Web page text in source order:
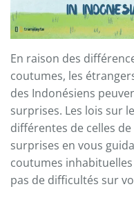
En raison des
coutumes, les
des Indonésiens
surprises. Les lois sur
différentes de celles
surprises en vous
coutumes
pas de difficultés sur